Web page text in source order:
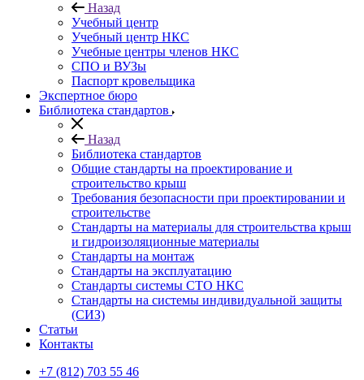
Назад
Учебный центр
Учебный центр НКС
Учебные центры членов НКС
СПО и ВУЗы
Паспорт кровельщика
Экспертное бюро
Библиотека стандартов
Назад
Библиотека стандартов
Общие стандарты на проектирование и
строительство крыш
Требования безопасности при проектировании и
строительстве
Стандарты на материалы для строительства крыш
и гидроизоляционные материалы
Стандарты на монтаж
Стандарты на эксплуатацию
Стандарты системы СТО НКС
Стандарты на системы индивидуальной защиты
(СИЗ)
Статьи
Контакты
+7 (812) 703 55 46